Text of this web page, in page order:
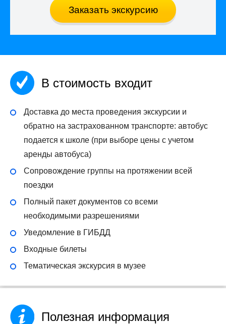
Заказать экскурсию
В стоимость входит
Доставка до места проведения экскурсии и
обратно на застрахованном транспорте: автобус
подается к школе (при выборе цены с учетом
аренды автобуса)
Сопровождение группы на протяжении всей
поездки
Полный пакет документов со всеми
необходимыми разрешениями
Уведомление в ГИБДД
Входные билеты
Тематическая экскурсия в музее
Полезная информация